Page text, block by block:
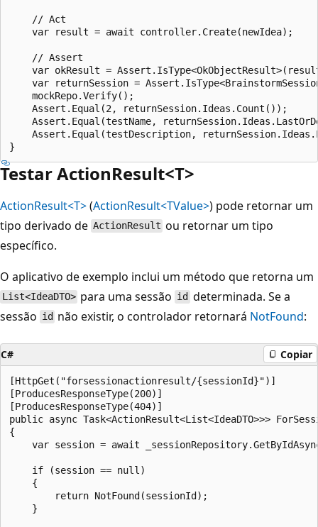
    // Act
    var result = await controller.Create(newIdea);
    // Assert
var okResult =
var returnSession =
    mockRepo.Verify();
    Assert.Equal(2, returnSession.Ideas.Count());
Assert.Equal(testName,
Assert.Equal(testDescription,
Testar ActionResult<T>
ActionResult<T>(ActionResult<TValue>) pode retornar um
tipo derivado de ActionResult ou retornar um tipo
específico.
O aplicativo de exemplo inclui um método que retorna um
List<IdeaDTO> para uma sessão id determinada. Se a
sessão id não existir, o controlador retornará NotFound:
C# Copiar
[HttpGet("forsessionactionresult/{sessionId}")]
[ProducesResponseType(200)]
[ProducesResponseType(404)]
public async Task<ActionResult<List<IdeaDTO>>>
{
var session = await
    if (session == null)
    {
        return NotFound(sessionId);
    }